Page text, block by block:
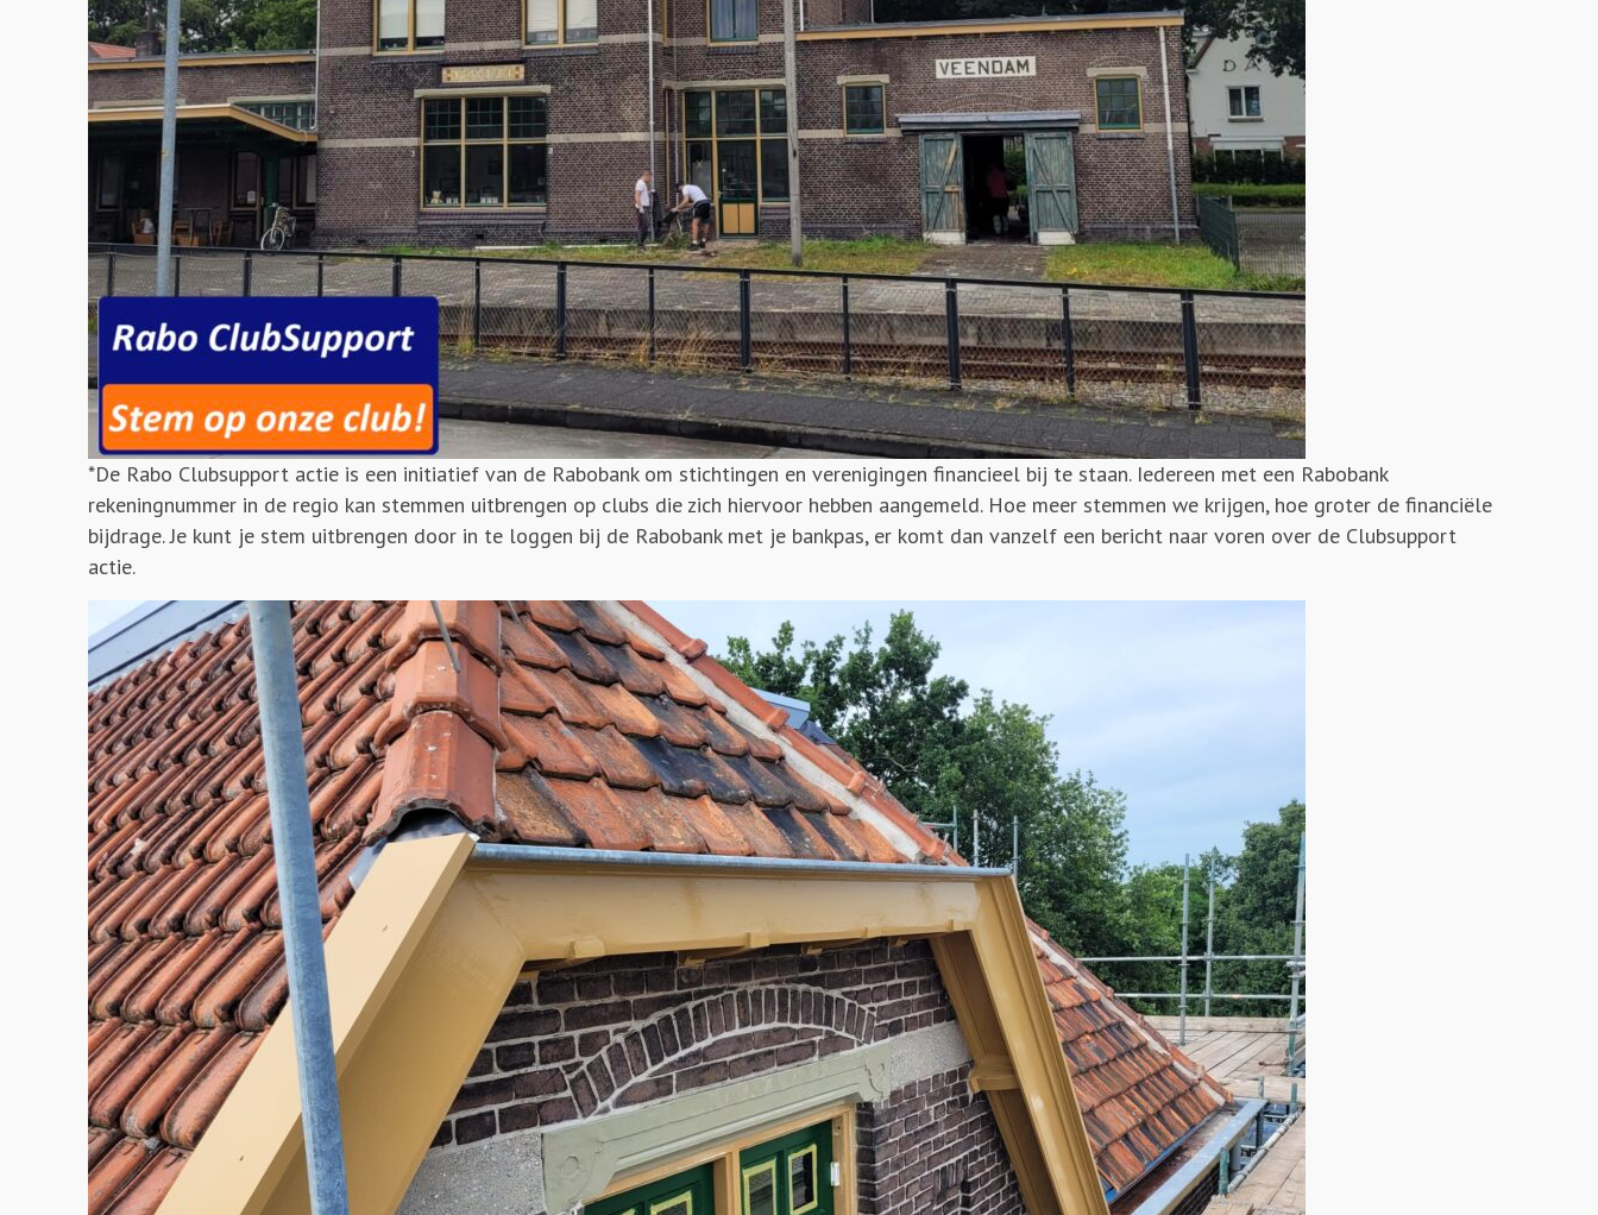
*De Rabo Clubsupport actie is een initiatief van de Rabobank om stichtingen en verenigingen financieel bij te staan. Iedereen met een Rabobank
rekeningnummer in de regio kan stemmen uitbrengen op clubs die zich hiervoor hebben aangemeld. Hoe meer stemmen we krijgen, hoe groter de financiële
bijdrage. Je kunt je stem uitbrengen door in te loggen bij de Rabobank met je bankpas, er komt dan vanzelf een bericht naar voren over de Clubsupport
actie.